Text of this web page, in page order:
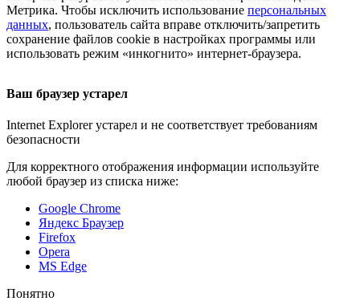
Метрика. Чтобы исключить использование персональных
данных, пользователь сайта вправе отключить/запретить
сохранение файлов cookie в настройках программы или
использовать режим «инкогнито» интернет-браузера.
Ваш браузер устарел
Internet Explorer устарел и не соответствует требованиям
безопасности
Для корректного отображения информации используйте
любой браузер из списка ниже:
Google Chrome
Яндекс Браузер
Firefox
Opera
MS Edge
Понятно